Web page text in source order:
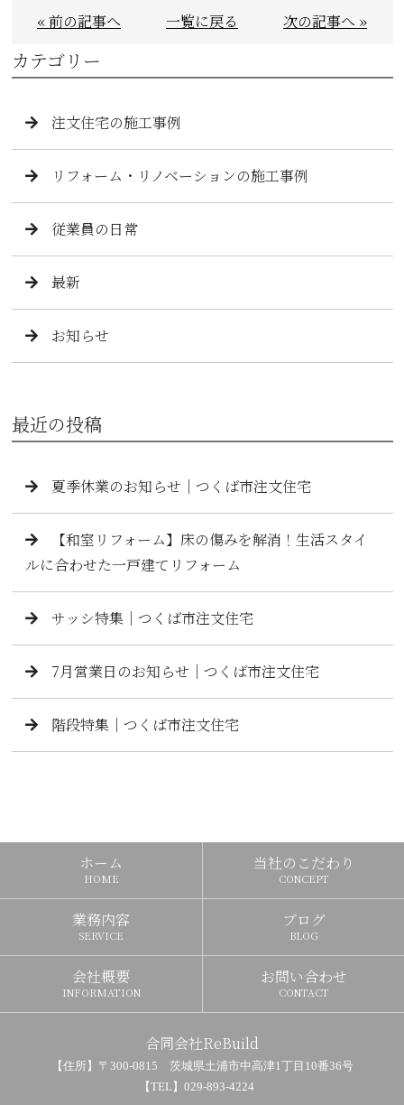
« 前の記事へ 一覧に戻る 次の記事へ »
カテゴリー
注文住宅の施工事例
リフォーム・リノベーションの施工事例
従業員の日常
最新
お知らせ
最近の投稿
夏季休業のお知らせ｜つくば市注文住宅
【和室リフォーム】床の傷みを解消！生活スタイ
ルに合わせた一戸建てリフォーム
サッシ特集｜つくば市注文住宅
7月営業日のお知らせ｜つくば市注文住宅
階段特集｜つくば市注文住宅
ホーム
HOME
当社のこだわり
CONCEPT
業務内容
SERVICE
ブログ
BLOG
会社概要
INFORMATION
お問い合わせ
CONTACT
合同会社ReBuild
【住所】〒300-0815 茨城県土浦市中高津1丁目10番36号
【TEL】029-893-4224